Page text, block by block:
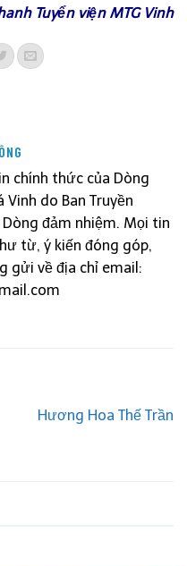
Tuyển viện MTG Vinh
chính thức của Dòng
Vinh do Ban Truyền
đảm nhiệm. Mọi tin
từ, ý kiến đóng góp,
gửi về địa chỉ email:
Hương Hoa Thế Trần